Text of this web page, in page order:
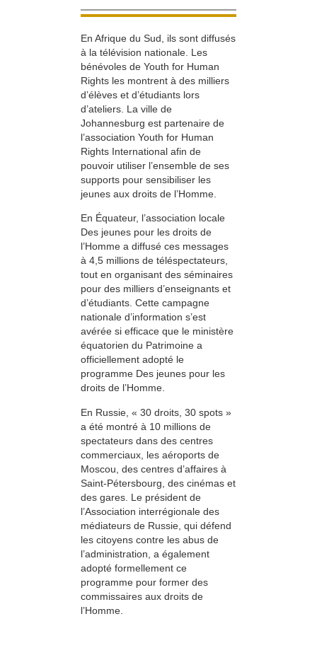
En Afrique du Sud, ils sont diffusés
à la télévision nationale. Les
bénévoles de Youth for Human
Rights les montrent à des milliers
d’élèves et d’étudiants lors
d’ateliers. La ville de
Johannesburg est partenaire de
l’association Youth for Human
Rights International afin de
pouvoir utiliser l’ensemble de ses
supports pour sensibiliser les
jeunes aux droits de l’Homme.
En Équateur, l’association locale
Des jeunes pour les droits de
l’Homme a diffusé ces messages
à 4,5 millions de téléspectateurs,
tout en organisant des séminaires
pour des milliers d’enseignants et
d’étudiants. Cette campagne
nationale d’information s’est
avérée si efficace que le ministère
équatorien du Patrimoine a
officiellement adopté le
programme Des jeunes pour les
droits de l’Homme.
En Russie, « 30 droits, 30 spots »
a été montré à 10 millions de
spectateurs dans des centres
commerciaux, les aéroports de
Moscou, des centres d’affaires à
Saint-Pétersbourg, des cinémas et
des gares. Le président de
l’Association interrégionale des
médiateurs de Russie, qui défend
les citoyens contre les abus de
l’administration, a également
adopté formellement ce
programme pour former des
commissaires aux droits de
l’Homme.